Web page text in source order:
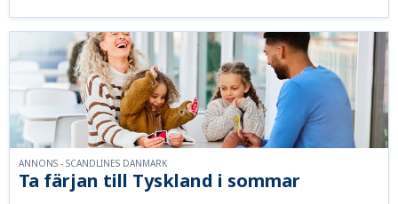
Ta färjan till Tyskland i sommar
ANNONS - SCANDLINES DANMARK